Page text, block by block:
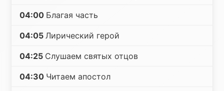
04:00 Благая часть
04:05 Лирический герой
04:25 Слушаем святых отцов
04:30 Читаем апостол